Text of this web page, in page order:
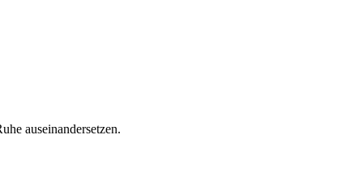
auseinandersetzen.